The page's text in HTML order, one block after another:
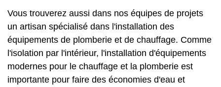
Vous trouverez aussi dans nos équipes de projets
un artisan spécialisé dans l'installation des
équipements de plomberie et de chauffage. Comme
l'isolation par l'intérieur, l'installation d'équipements
modernes pour le chauffage et la plomberie est
importante pour faire des économies d'eau et